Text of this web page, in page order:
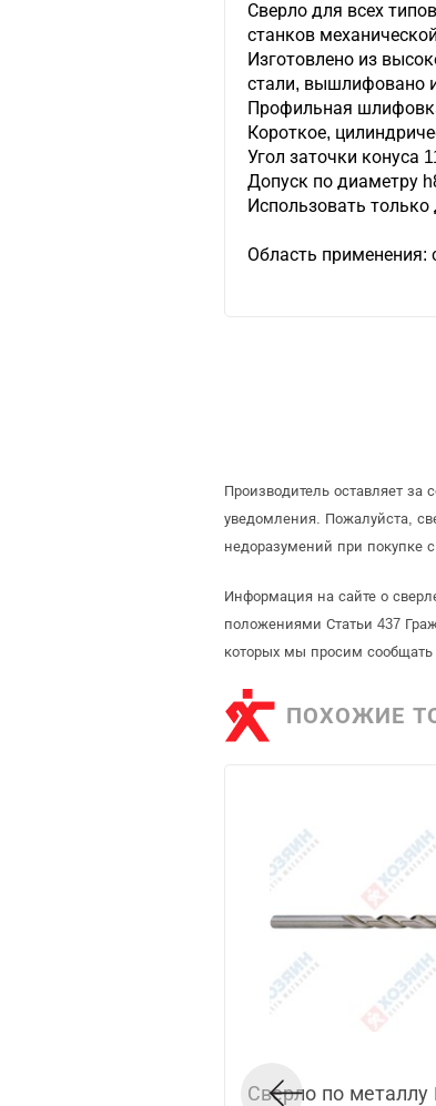
Сверло для всех
станков
Изготовлено из
стали, вышлифовано
Профильная
Короткое,
Угол заточки конуса
Допуск по диаметру
Использовать
Область применения:
Производитель оставляет
уведомления. Пожалуйста,
недоразумений при покупке
Информация на сайте о
положениями Статьи 437
которых мы просим
ПОХОЖИЕ
Сверло по металлу